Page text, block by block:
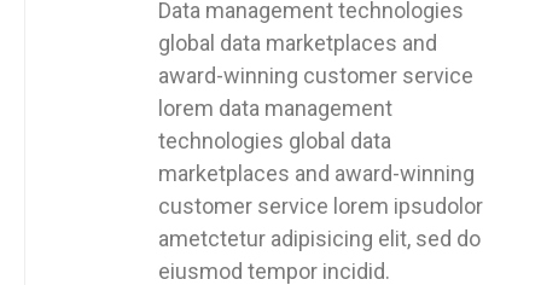
Data management technologies
global data marketplaces and
award-winning customer service
lorem data management
technologies global data
marketplaces and award-winning
customer service lorem ipsudolor
ametctetur adipisicing elit, sed do
eiusmod tempor incidid.